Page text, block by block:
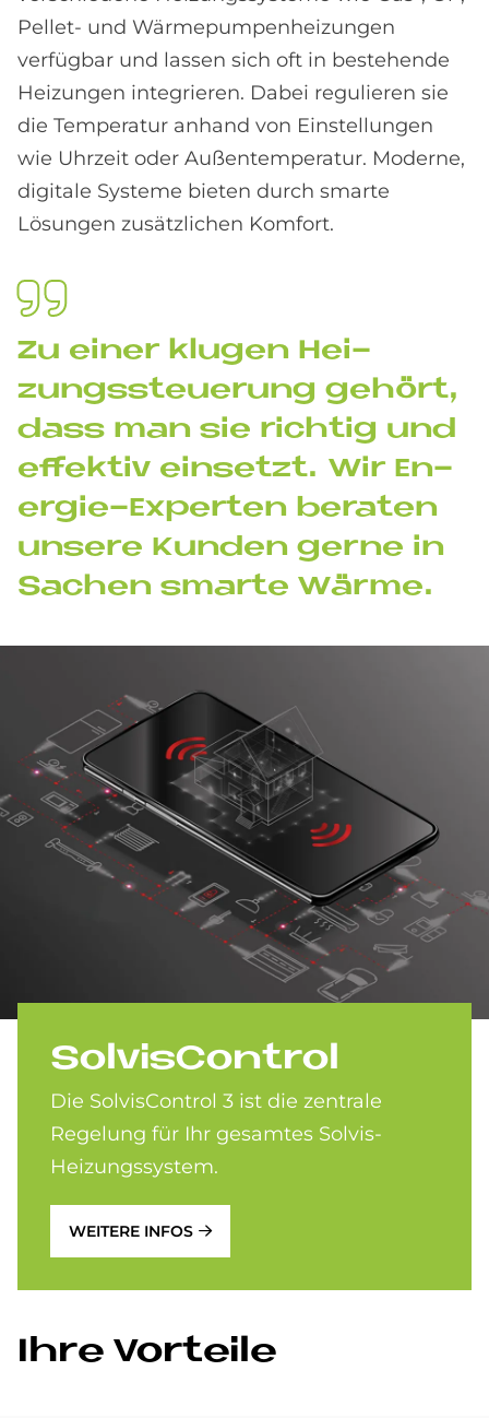
Pellet- und Wärmepumpenheizungen
verfügbar und lassen sich oft in bestehende
Heizungen integrieren. Dabei regulieren sie
die Temperatur anhand von Einstellungen
wie Uhrzeit oder Außentemperatur. Moderne,
digitale Systeme bieten durch smarte
Lösungen zusätzlichen Komfort.
Zu ei­ner klu­gen Hei­
zungs­steue­rung ge­hört,
dass man sie rich­tig und
ef­fek­tiv ein­set­zt. Wir En­
er­gie-Ex­per­ten be­ra­ten
un­se­re Kun­den ger­ne in
Sa­chen smar­te Wär­me.
Sol­vis­Con­trol
Die SolvisControl 3 ist die zentrale
Regelung für Ihr gesamtes Solvis-
Heizungssystem.
WEITERE INFOS
Ihre Vor­teile